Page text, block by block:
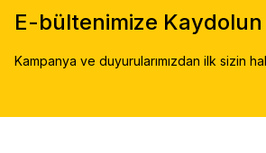
E-bültenimize Kaydolun
Kampanya ve duyurularımızdan ilk sizin